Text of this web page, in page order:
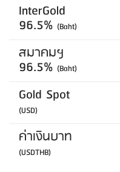
InterGold
96.5% (Baht)
สมาคมฯ
96.5% (Baht)
Gold Spot
(USD)
ค่าเงินบาท
(USDTHB)